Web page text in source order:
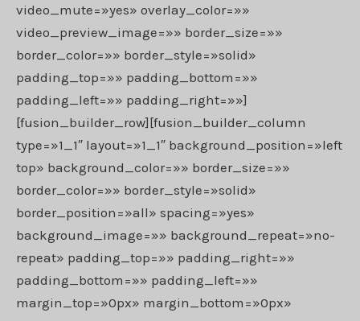
video_mute=»yes» overlay_color=»»
video_preview_image=»» border_size=»»
border_color=»» border_style=»solid»
padding_top=»» padding_bottom=»»
padding_left=»» padding_right=»»]
[fusion_builder_row][fusion_builder_column
type=»1_1″ layout=»1_1″ background_position=»left
top» background_color=»» border_size=»»
border_color=»» border_style=»solid»
border_position=»all» spacing=»yes»
background_image=»» background_repeat=»no-
repeat» padding_top=»» padding_right=»»
padding_bottom=»» padding_left=»»
margin_top=»0px» margin_bottom=»0px»